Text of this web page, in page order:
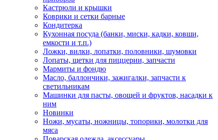
Кастрюли и крышки
Коврики и сетки барные
Кондитерка
Кухонная посуда (банки, миски, кадки, ковши,
емкости и т.п.)
Ложки, вилки, лопатки, половники, шумовки
Лопаты, щетки для пиццерии, запчасти
Мармиты и фондю
Масло, баллончики, зажигалки, запчасти к
светильникам
Машинки для пасты, овощей и фруктов, насадки к
ним
Новинки
Ножи, мусаты, ножницы, топорики, молотки для
мяса